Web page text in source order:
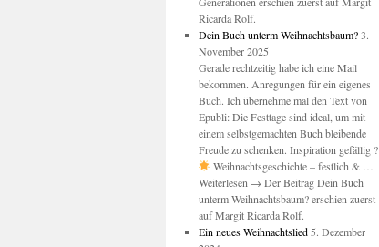
Ricarda Rolf.
Dein Buch unterm Weihnachtsbaum? 3.
November 2025
Gerade rechtzeitig habe ich eine Mail
bekommen. Anregungen für ein eigenes
Buch. Ich übernehme mal den Text von
Epubli: Die Festtage sind ideal, um mit
einem selbstgemachten Buch bleibende
Freude zu schenken. Inspiration gefällig ?
Weihnachtsgeschichte – festlich & …
Weiterlesen → Der Beitrag Dein Buch
unterm Weihnachtsbaum? erschien zuerst
auf Margit Ricarda Rolf.
Ein neues Weihnachtslied 5. Dezember